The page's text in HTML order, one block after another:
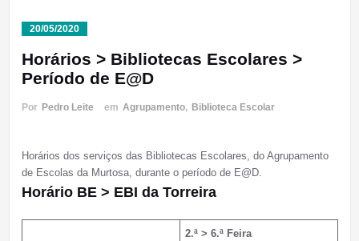
20/05/2020
Horários > Bibliotecas Escolares >
Período de E@D
Por Pedro Leite em Agrupamento, Biblioteca Escolar
Horários dos serviços das Bibliotecas Escolares, do Agrupamento
de Escolas da Murtosa, durante o período de E@D.
Horário BE > EBI da Torreira
2.ª > 6.ª Feira